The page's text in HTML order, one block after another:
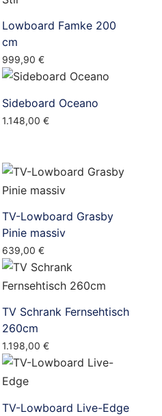
Lowboard Famke 200
cm
999,90 €
Sideboard Oceano
1.148,00 €
TV-Lowboard Grasby
Pinie massiv
639,00 €
TV Schrank Fernsehtisch
260cm
1.198,00 €
TV-Lowboard Live-Edge